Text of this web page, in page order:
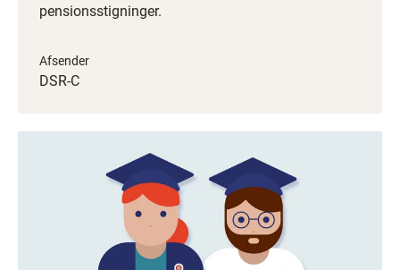
pensionsstigninger.
Afsender
DSR-C